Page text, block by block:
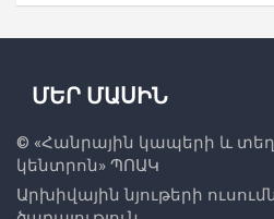
ՄԵՐ ՄԱՍԻՆ
© «Հանրային կապերի և
կենտրոն» ՊՈԱԿ
Արխիվային նյութերի